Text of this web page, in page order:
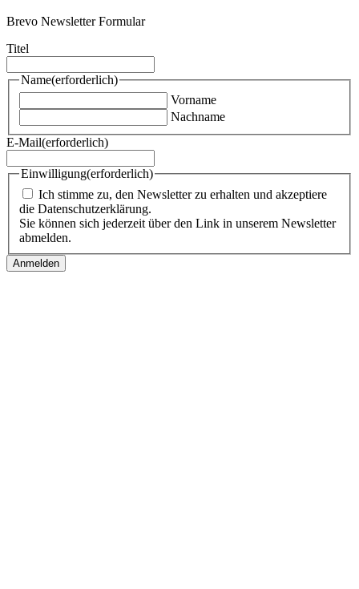
Brevo Newsletter Formular
Titel
Name(erforderlich)
Vorname
Nachname
E-Mail(erforderlich)
Einwilligung(erforderlich)
Ich stimme zu, den Newsletter zu erhalten und akzeptiere
die Datenschutzerklärung.
Sie können sich jederzeit über den Link in unserem Newsletter
abmelden.